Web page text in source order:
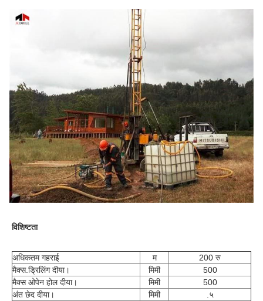
विशिष्टता
अधिकतम गहराई म
200 रु
मैक्स.ड्रिलिंग दीया।
मिमी
500
मैक्स ओपेन होल दीया।
मिमी
500
अंत छेद दीया।
मिमी
.५